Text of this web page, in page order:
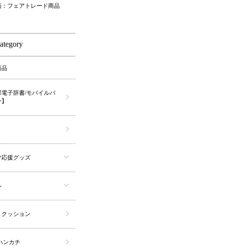
：フェアトレード商品
品
電子辞書/モバイルバ
応援グッズ
ッション
ンカチ